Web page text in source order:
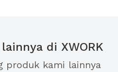
di XWORK
produk kami lainnya